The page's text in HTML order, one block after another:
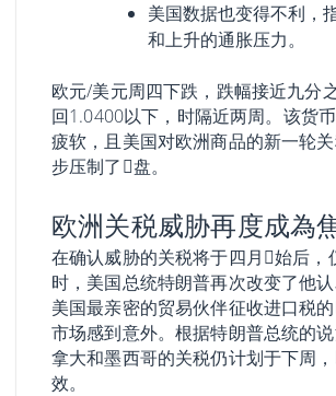
美国数据也变得不利，
和上升的通胀压力。
欧元/美元周四下跌，跌幅接近九分
回1.0400以下，时隔近两周。该货
疲软，且美国对欧洲商品的新一轮
步压制了𧹒盘。
欧洲关税威胁再度成為
在确认威胁的关税将于四月𫔭始后，
时，美国总统特朗普再次改变了他
美国最亲密的贸易伙伴征收进口税
市场感到意外。根据特朗普总统的
拿大和墨西哥的关税仍计划于下周
效。